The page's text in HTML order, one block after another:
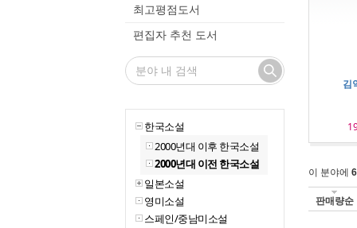
최고평점도서
편집자 추천 도서
한국소설
2000년대 이후 한국소설
2000년대 이전 한국소설
일본소설
영미소설
스페인/중남미소설
김
이 분야에
판매량순